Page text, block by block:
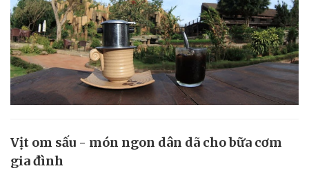
Vịt om sấu - món ngon dân dã cho bữa cơm
gia đình